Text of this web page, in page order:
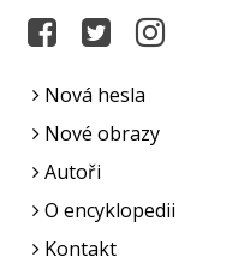
Nová hesla
Nové obrazy
Autoři
O encyklopedii
Kontakt